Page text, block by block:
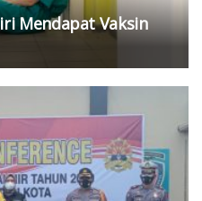
Mendapat Vaksin